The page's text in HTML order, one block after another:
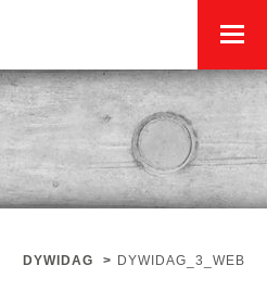
DYWIDAG > DYWIDAG_3_WEB